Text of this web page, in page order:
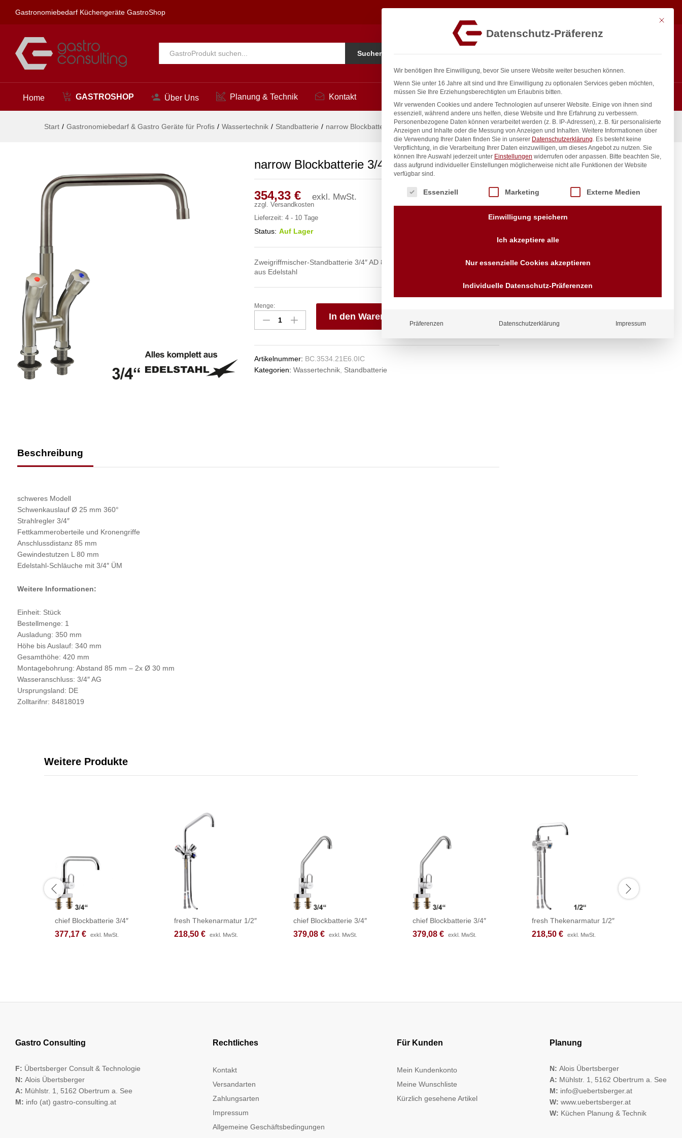
Gastronomiebedarf Küchengeräte GastroShop
Alle Suchen
Home GASTROSHOP Über Uns Planung & Technik Kontakt
Start / Gastronomiebedarf & Gastro Geräte für Profis / Wassertechnik / Standbatterie / narrow Blockbatterie 3/4″
narrow Blockbatterie 3/4″
354,33 € exkl. MwSt.
zzgl. Versandkosten
Lieferzeit: 4 - 10 Tage
Status: Auf Lager
Zweigriffmischer-Standbatterie 3/4″ AD 85 mm mit Schwenkauslauf komplett
aus Edelstahl
narrow
Blockbatterie
3/4"
Menge:
In den Warenkorb
Artikelnummer: BC.3534.21E6.0IC
Kategorien: Wassertechnik, Standbatterie
Beschreibung
schweres Modell
Schwenkauslauf Ø 25 mm 360°
Strahlregler 3/4″
Fettkammeroberteile und Kronengriffe
Anschlussdistanz 85 mm
Gewindestutzen L 80 mm
Edelstahl-Schläuche mit 3/4″ ÜM
Weitere Informationen:
Einheit: Stück
Bestellmenge: 1
Ausladung: 350 mm
Höhe bis Auslauf: 340 mm
Gesamthöhe: 420 mm
Montagebohrung: Abstand 85 mm – 2x Ø 30 mm
Wasseranschluss: 3/4″ AG
Ursprungsland: DE
Zolltarifnr: 84818019
inkl. / exkl. MwSt.
Anfragen
Wir sind seit über 40 Jahren
für Sie da
Vorrauskasse Paypal,
Kreditkarte, Direkt
Weitere Produkte
chief Blockbatterie 3/4″
377,17 € exkl. MwSt.
377,17 € exkl. MwSt.
fresh Thekenarmatur 1/2″
218,50 € exkl. MwSt.
218,50 € exkl. MwSt.
chief Blockbatterie 3/4″
379,08 € exkl. MwSt.
379,08 € exkl. MwSt.
chief Blockbatterie 3/4″
379,08 € exkl. MwSt.
379,08 € exkl. MwSt.
fresh Thekenarmatur 1/2″
218,50 € exkl. MwSt.
218,50 € exkl. MwSt.
Gastro Consulting
F: Übertsberger Consult & Technologie
N: Alois Übertsberger
A: Mühlstr. 1, 5162 Obertrum a. See
M: info (at) gastro-consulting.at
Rechtliches
Kontakt
Versandarten
Zahlungsarten
Impressum
Allgemeine Geschäftsbedingungen
Für Kunden
Mein Kundenkonto
Meine Wunschliste
Kürzlich gesehene Artikel
Planung
N: Alois Übertsberger
A: Mühlstr. 1, 5162 Obertrum a. See
M: info@uebertsberger.at
W: www.uebertsberger.at
W: Küchen Planung & Technik
Beschreibung
354,33€ exkl. MwSt. In den Warenkorb
Mit
Datenschutz-Präferenz
Wir benötigen Ihre Einwilligung, bevor Sie unsere Website weiter besuchen können.
Wenn Sie unter 16 Jahre alt sind und Ihre Einwilligung zu optionalen Services geben möchten,
müssen Sie Ihre Erziehungsberechtigten um Erlaubnis bitten.
Wir verwenden Cookies und andere Technologien auf unserer Website. Einige von ihnen sind
essenziell, während andere uns helfen, diese Website und Ihre Erfahrung zu verbessern.
Personenbezogene Daten können verarbeitet werden (z. B. IP-Adressen), z. B. für personalisierte
Anzeigen und Inhalte oder die Messung von Anzeigen und Inhalten. Weitere Informationen über
die Verwendung Ihrer Daten finden Sie in unserer Datenschutzerklärung. Es besteht keine
Verpflichtung, in die Verarbeitung Ihrer Daten einzuwilligen, um dieses Angebot zu nutzen. Sie
können Ihre Auswahl jederzeit unter Einstellungen widerrufen oder anpassen. Bitte beachten Sie,
dass aufgrund individueller Einstellungen möglicherweise nicht alle Funktionen der Website
verfügbar sind.
Es folgt eine Liste der Service-Gruppen, für die eine Einwilligung erteilt werden kann.
Essenziell Marketing Externe Medien
Einwilligung speichern
Ich akzeptiere alle
Nur essenzielle Cookies akzeptieren
Individuelle Datenschutz-Präferenzen
Präferenzen Datenschutzerklärung Impressum